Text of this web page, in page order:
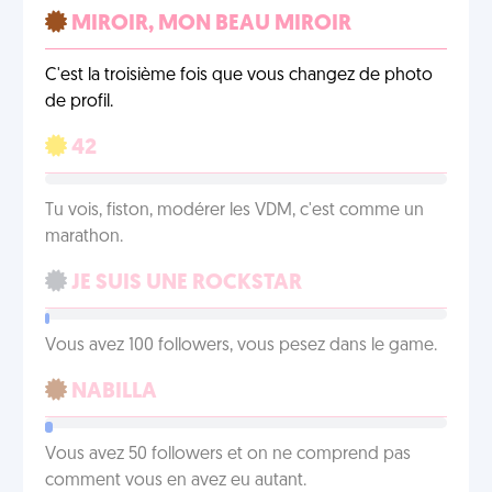
MIROIR, MON BEAU MIROIR
C'est la troisième fois que vous changez de photo
de profil.
42
Tu vois, fiston, modérer les VDM, c'est comme un
marathon.
JE SUIS UNE ROCKSTAR
Vous avez 100 followers, vous pesez dans le game.
NABILLA
Vous avez 50 followers et on ne comprend pas
comment vous en avez eu autant.